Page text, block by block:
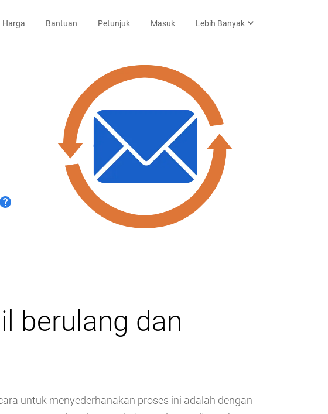
Harga Bantuan Petunjuk Masuk Lebih Banyak expand_more
help
berulang dan
untuk menyederhanakan proses ini adalah dengan